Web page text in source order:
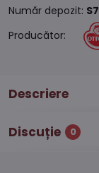
Număr depozit:
Producător:
Descriere
Discuție 0